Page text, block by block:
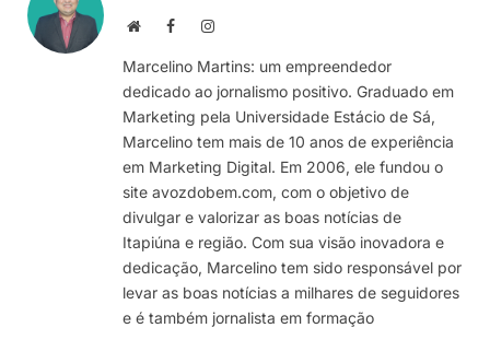
Site FacebookInstagram
Marcelino Martins: um empreendedor
dedicado ao jornalismo positivo. Graduado em
Marketing pela Universidade Estácio de Sá,
Marcelino tem mais de 10 anos de experiência
em Marketing Digital. Em 2006, ele fundou o
site avozdobem.com, com o objetivo de
divulgar e valorizar as boas notícias de
Itapiúna e região. Com sua visão inovadora e
dedicação, Marcelino tem sido responsável por
levar as boas notícias a milhares de seguidores
e é também jornalista em formação